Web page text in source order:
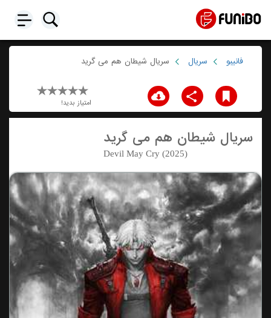
فانیبو سریال سریال شیطان هم می گرید
امتیاز بدید!
سریال شیطان هم می گرید
Devil May Cry (2025)